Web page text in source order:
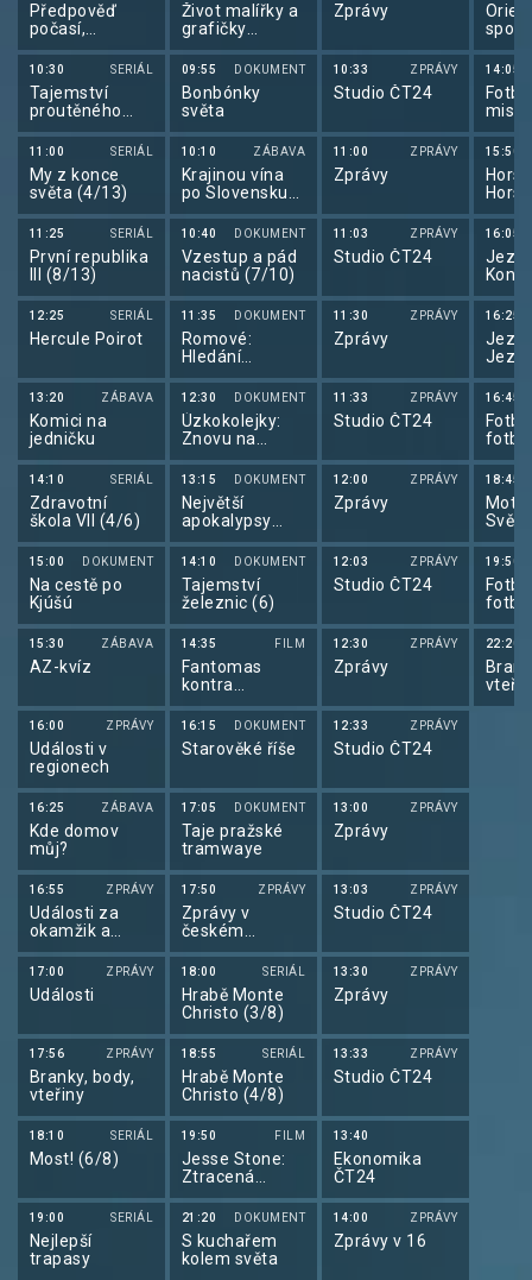
Předpověď
počasí,
Sportovní
zprávy,
Události v
regionech plus
10:30 SERIÁL
Tajemství
proutěného
košíku (4/13)
11:00 SERIÁL
My z konce
světa (4/13)
11:25 SERIÁL
První republika
III (8/13)
12:25 SERIÁL
Hercule Poirot
13:20 ZÁBAVA
Komici na
jedničku
14:10 SERIÁL
Zdravotní
škola VII (4/6)
15:00 DOKUMENT
Na cestě po
Kjúšú
15:30 ZÁBAVA
AZ-kvíz
16:00 ZPRÁVY
Události v
regionech
16:25 ZÁBAVA
Kde domov
můj?
16:55 ZPRÁVY
Události za
okamžik a
počasí
17:00 ZPRÁVY
Události
17:56 ZPRÁVY
Branky, body,
vteřiny
18:10 SERIÁL
Most! (6/8)
19:00 SERIÁL
Nejlepší
trapasy
Život malířky a
grafičky
Adrieny
Šimotové v
pohledu
Jaroslava
Brabce
09:55 DOKUMENT
Bonbónky
světa
10:10 ZÁBAVA
Krajinou vína
po Slovensku
(5/6)
10:40 DOKUMENT
Vzestup a pád
nacistů (7/10)
11:35 DOKUMENT
Romové:
Hledání
zamlčené
paměti
12:30 DOKUMENT
Úzkokolejky:
Znovu na
kolejích
13:15 DOKUMENT
Největší
apokalypsy
dějin II (4/6)
14:10 DOKUMENT
Tajemství
železnic (6)
14:35 FILM
Fantomas
kontra
Scotland Yard
16:15 DOKUMENT
Starověké říše
17:05 DOKUMENT
Taje pražské
tramwaye
17:50 ZPRÁVY
Zprávy v
českém
znakovém
jazyce
18:00 SERIÁL
Hrabě Monte
Christo (3/8)
18:55 SERIÁL
Hrabě Monte
Christo (4/8)
19:50 FILM
Jesse Stone:
Ztracená
nevinnost
21:20 DOKUMENT
S kuchařem
kolem světa
Zprávy
10:33 ZPRÁVY
Studio ČT24
11:00 ZPRÁVY
Zprávy
11:03 ZPRÁVY
Studio ČT24
11:30 ZPRÁVY
Zprávy
11:33 ZPRÁVY
Studio ČT24
12:00 ZPRÁVY
Zprávy
12:03 ZPRÁVY
Studio ČT24
12:30 ZPRÁVY
Zprávy
12:33 ZPRÁVY
Studio ČT24
13:00 ZPRÁVY
Zprávy
13:03 ZPRÁVY
Studio ČT24
13:30 ZPRÁVY
Zprávy
13:33 ZPRÁVY
Studio ČT24
13:40
Ekonomika
ČT24
14:00 ZPRÁVY
Zprávy v 16
běhu
14:05
15:50
2026
16:05
Koně
16:25
2026
16:45
2026
18:45
Svět
19:50
2026
22:20